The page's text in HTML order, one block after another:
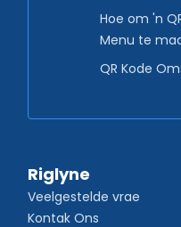
Hoe om 'n
Menu te
QR Kode
Riglyne
Veelgestelde vrae
Kontak Ons